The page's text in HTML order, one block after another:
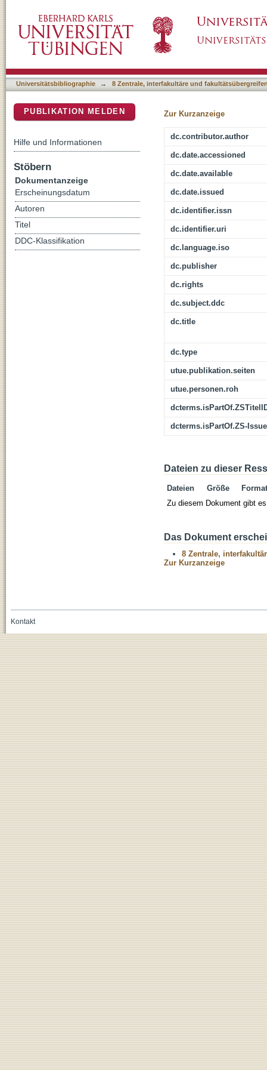
Künstlicher Intelligenz
Universitätsbibliographie → 8 Zentrale, interfakultäre und
Zur Kurzanzeige
dc.contributor.author
dc.date.accessioned
dc.date.available
dc.date.issued
dc.identifier.issn
dc.identifier.uri
dc.language.iso
dc.publisher
dc.rights
dc.subject.ddc
dc.title
dc.type
utue.publikation.seiten
utue.personen.roh
dcterms.isPartOf.ZS-Issue
Dateien zu dieser
Dateien Größe
Format
Zu diesem Dokument gibt
Das Dokument
8 Zentrale,
Zur Kurzanzeige
PUBLIKATION MELDEN
Hilfe und Informationen
Stöbern
Dokumentanzeige
Erscheinungsdatum
Autoren
Titel
DDC-Klassifikation
Kontakt